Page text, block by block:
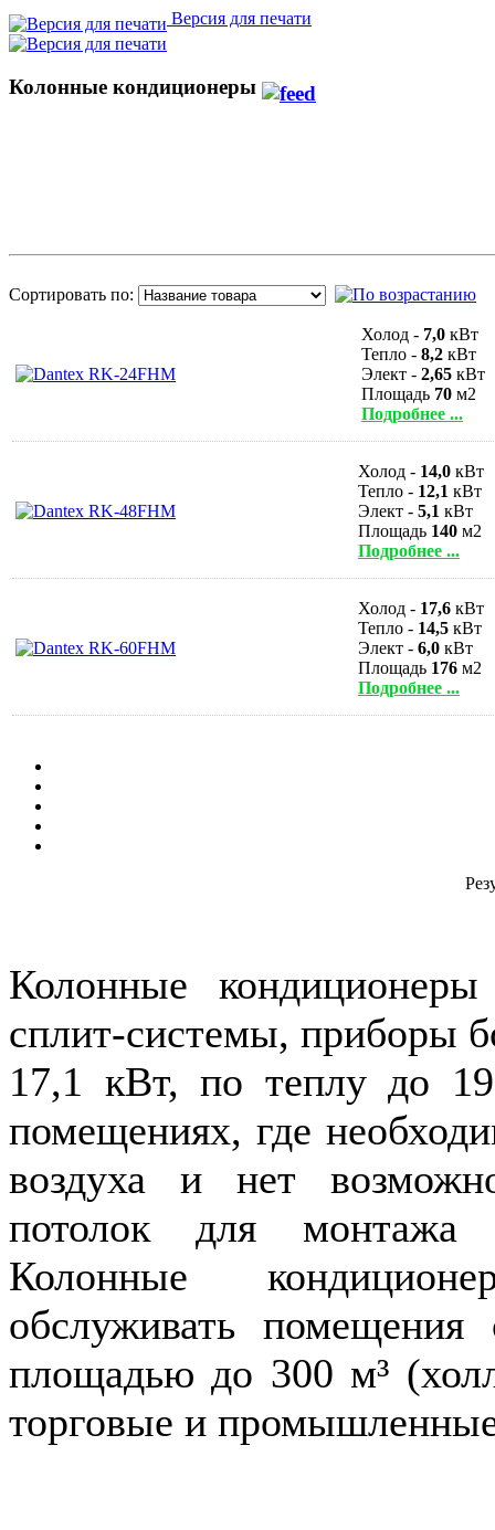
Версия для печати
Колонные кондиционеры
Сортировать по:
Холод - 7,0 кВт
Тепло - 8,2 кВт
Элект - 2,65 кВт
Площадь 70 м2
Подробнее ...
Холод - 14,0 кВт
Тепло - 12,1 кВт
Элект - 5,1 кВт
Площадь 140 м2
Подробнее ...
Холод - 17,6 кВт
Тепло - 14,5 кВт
Элект - 6,0 кВт
Площадь 176 м2
Подробнее ...
Колонные
сплит-системы, приборы
17,1 кВт, по теплу до
помещениях, где
воздуха и нет
потолок для монтажа
Колонные
обслуживать
площадью до 300 м³
торговые и